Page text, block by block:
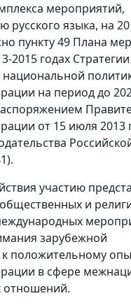
мероприятий,
языка, на
пункту 49 Плана
2015 годах Стратегии
национальной
на период до
от 15 июля 2013
участию
и
зарубежной
положительному
в сфере
отношений.